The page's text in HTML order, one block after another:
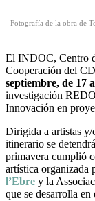
Fotografía de la obra de
El INDOC, Centro
Cooperación del
septiembre, de 17
investigación
Innovación en
Dirigida a artistas y/
itinerario se
primavera cumplió
artística organizada
l’Ebre y la
que se desarrolla en